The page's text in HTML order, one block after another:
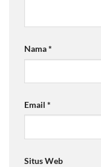
Nama*
Email *
Situs Web